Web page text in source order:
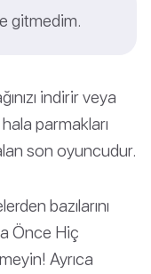
gitmedim.
indirir veya
parmakları
son oyuncudur.
bazılarını
Önce Hiç
Ayrıca